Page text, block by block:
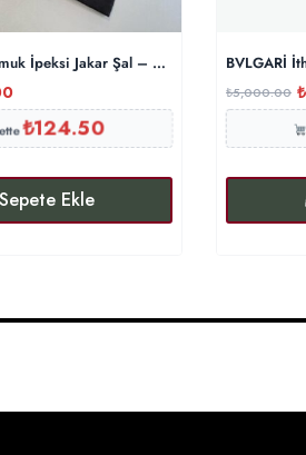
İpeksi Jakar Şal – Siyah
₺124.50
Sepete Ekle
BVLGARİ
₺5,000.00 ₺